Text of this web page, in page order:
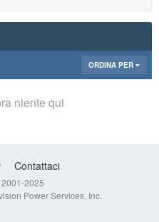
ORDINA PER
niente qui
Contattaci
2025
Power Services, Inc.